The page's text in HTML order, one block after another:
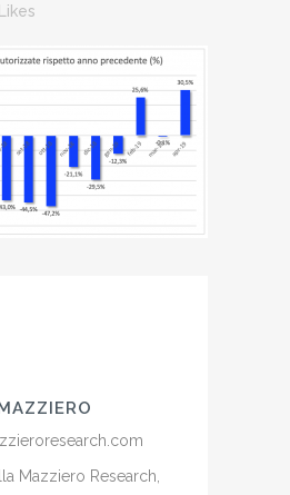
Likes
Mazziero Research,